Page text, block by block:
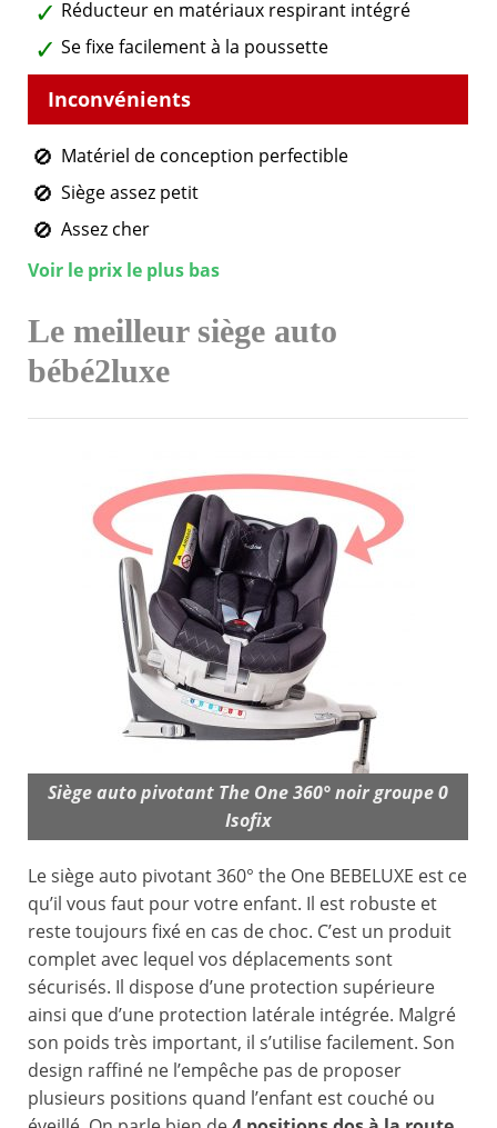
Réducteur en matériaux respirant intégré
Se fixe facilement à la poussette
Matériel de conception perfectible
Siège assez petit
Assez cher
Voir le prix le plus bas
Le meilleur siège auto
bébé2luxe
Siège auto pivotant The One 360° noir groupe 0
Isofix
Le siège auto pivotant 360° the One BEBELUXE est ce
qu’il vous faut pour votre enfant. Il est robuste et
reste toujours fixé en cas de choc. C’est un produit
complet avec lequel vos déplacements sont
sécurisés. Il dispose d’une protection supérieure
ainsi que d’une protection latérale intégrée. Malgré
son poids très important, il s’utilise facilement. Son
design raffiné ne l’empêche pas de proposer
plusieurs positions quand l’enfant est couché ou